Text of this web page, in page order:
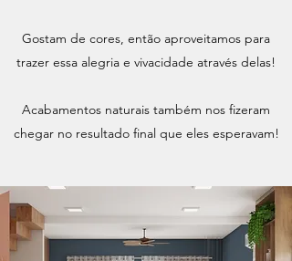
Gostam de cores, então aproveitamos para
trazer essa alegria e vivacidade através delas!
Acabamentos naturais também nos fizeram
chegar no resultado final que eles esperavam!